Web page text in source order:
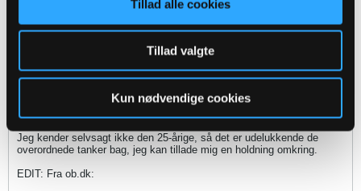
Tillad alle cookies
Tillad valgte
Kun nødvendige cookies
BW henter åbenbart en ung svensker som ny chefscout:
https://www.tipsbladet.dk/nyhed/supe...er-topjob-i-ob
Dejligt - og tiltrængt - at vi går nye veje. Der er virkelig brug for
fornyelse hér.
Stor ros til BW for tilgangen til at hente nye til staben.
Jeg kender selvsagt ikke den 25-årige, så det er udelukkende de
overordnede tanker bag, jeg kan tillade mig en holdning omkring.
EDIT: Fra ob.dk: